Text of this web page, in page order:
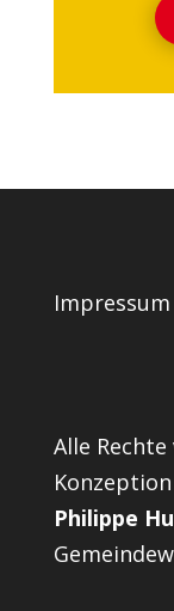
Impressum
Alle
Philippe